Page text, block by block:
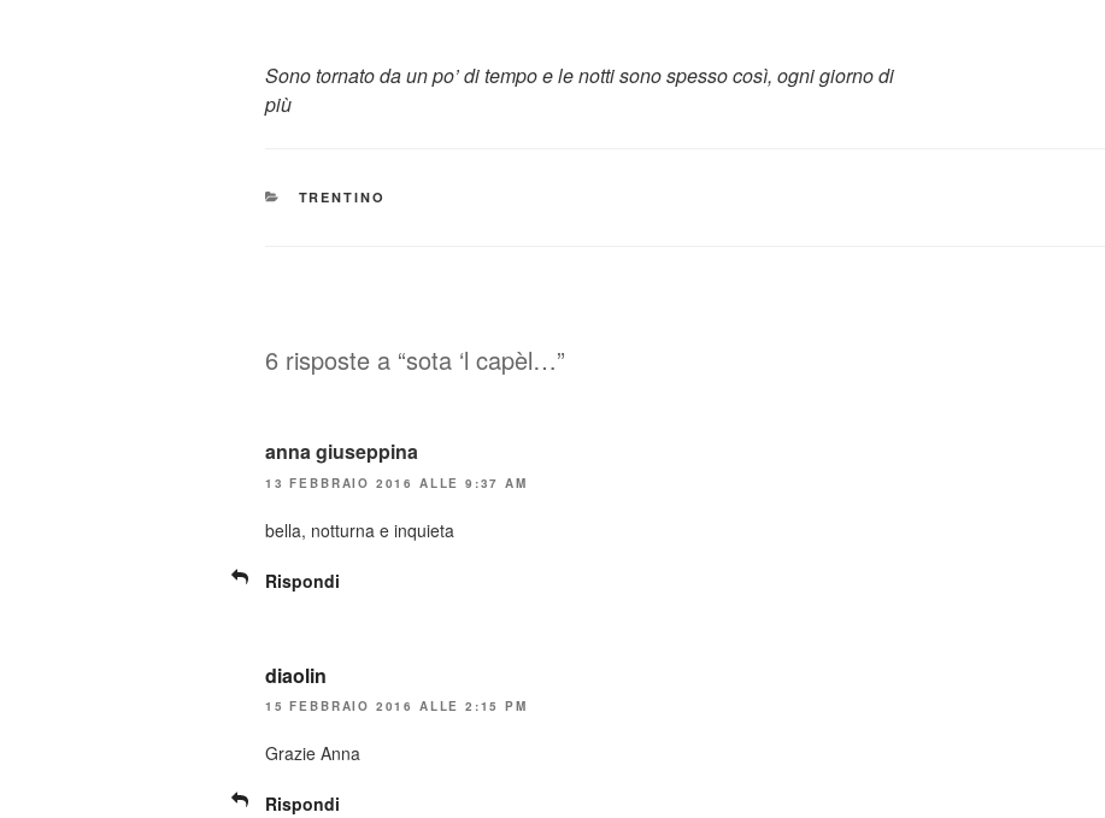
Sono tornato da un po’ di tempo e le notti sono spesso così, ogni giorno di
più
CATEGORIE
TRENTINO
6 risposte a “sota ‘l capèl…”
anna giuseppina
13 FEBBRAIO 2016 ALLE 9:37 AM
bella, notturna e inquieta
Rispondi
diaolin
15 FEBBRAIO 2016 ALLE 2:15 PM
Grazie Anna
Rispondi